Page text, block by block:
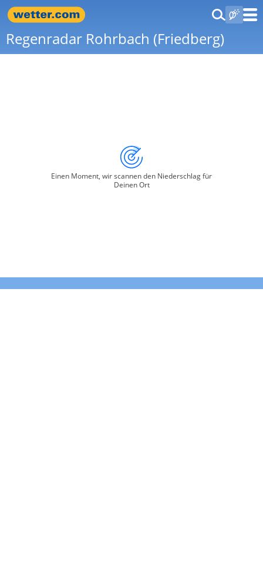
Regenradar Rohrbach (Friedberg)
Einen Moment, wir scannen den Niederschlag für
Deinen Ort